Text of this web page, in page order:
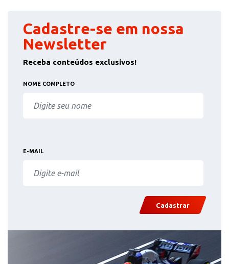
Cadastre-se em nossa
Newsletter
Receba conteúdos exclusivos!
NOME COMPLETO
E-MAIL
Cadastrar